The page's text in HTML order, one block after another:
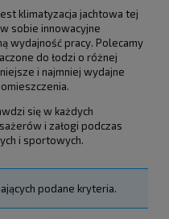
klimatyzacja jachtowa tej
sobie innowacyjne
wydajność pracy. Polecamy
do łodzi o różnej
i najmniej wydajne
się w każdych
i załogi podczas
i sportowych.
podane kryteria.